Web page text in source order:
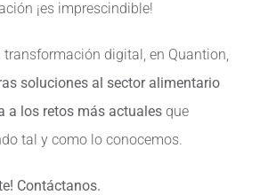
¡es imprescindible!
transformación digital, en Quantion,
soluciones al sector alimentario
a los retos más actuales que
tal y como lo conocemos.
Contáctanos.